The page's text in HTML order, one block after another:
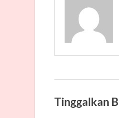
Tinggalkan